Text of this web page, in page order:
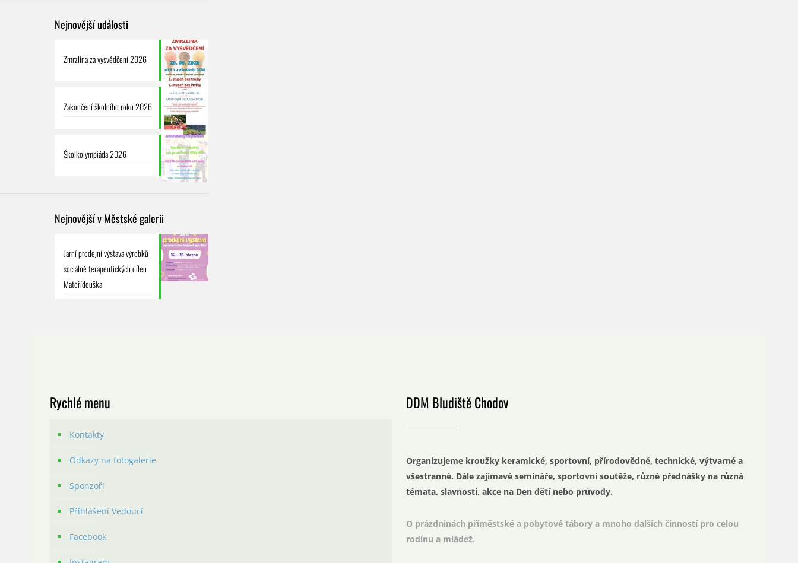
Nejnovější události
Zmrzlina za vysvědčení 2026
Zakončení školního roku 2026
Školkolympiáda 2026
Nejnovější v Městské galerii
Jarní prodejní výstava výrobků
sociálně terapeutických dílen
Mateřídouška
Rychlé menu
Kontakty
Odkazy na fotogalerie
Sponzoři
Přihlášení Vedoucí
Facebook
DDM Bludiště Chodov
Organizujeme kroužky keramické, sportovní, přírodovědné, technické, výtvarné a
všestranné. Dále zajímavé semináře, sportovní soutěže, různé přednášky na různá
témata, slavnosti, akce na Den dětí nebo průvody.
O prázdninách příměstské a pobytové tábory a mnoho dalších činností pro celou
rodinu a mládež.